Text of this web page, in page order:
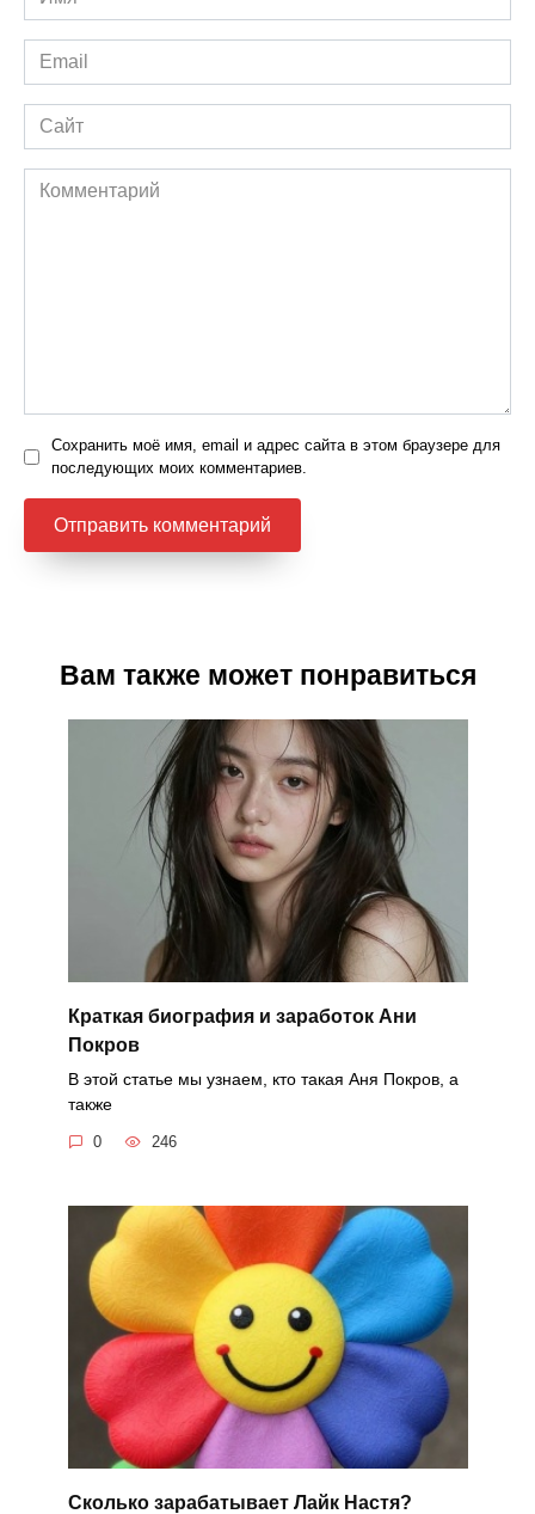
*
Email
*
Сайт
Комментарий
Сохранить моё имя, email и адрес сайта в этом браузере для
последующих моих комментариев.
Вам также может понравиться
Краткая биография и заработок Ани
Покров
В этой статье мы узнаем, кто такая Аня Покров, а
также
0 246
Сколько зарабатывает Лайк Настя?